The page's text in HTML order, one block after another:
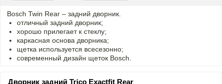
Bosch Twin Rear – задний дворник.
отличный задний дворник;
хорошо прилегает к стеклу;
каркасная основа дворника;
щетка используется всесезонно;
современный дизайн щеток Bosch.
Дворник задний Trico Exactfit Rear